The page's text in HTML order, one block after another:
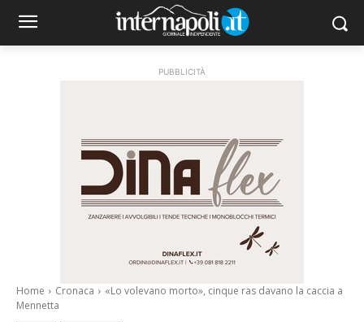
PUBBLICITÀ
Home Cronaca
«Lo volevano morto», cinque ras davano la caccia a
Mennetta